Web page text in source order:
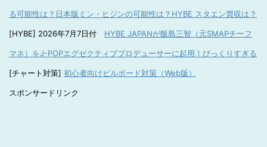
る可能性は？日本版ミン・ヒジンの可能性は？HYBE スタエン買収は？
[HYBE] 2026年7月7日付 HYBE JAPANが飯島三智（元SMAPチーフ
マネ）をJ-POPエグゼクティブプロデューサーに起用！びっくりすぎる
[チャート対策] 初心者向けビルボード対策（Web版）
スポンサードリンク